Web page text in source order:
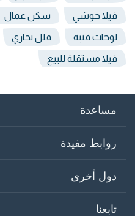
فيلا حوشي سكن عمال
لوحات فنية فلل تجاري
فيلا مستقلة للبيع
مساعدة
روابط مفيدة
دول أخرى
تابعنا